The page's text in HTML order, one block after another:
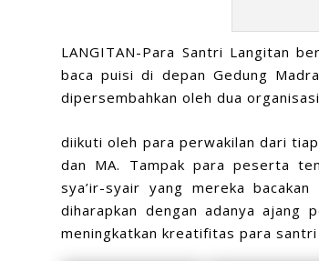
LANGITAN-Para Santri Langitan
baca puisi di depan Gedung
dipersembahkan oleh dua
diikuti oleh para perwakilan dari
dan MA. Tampak para peserta
sya’ir-syair yang mereka
diharapkan dengan adanya ajang
meningkatkan kreatifitas para